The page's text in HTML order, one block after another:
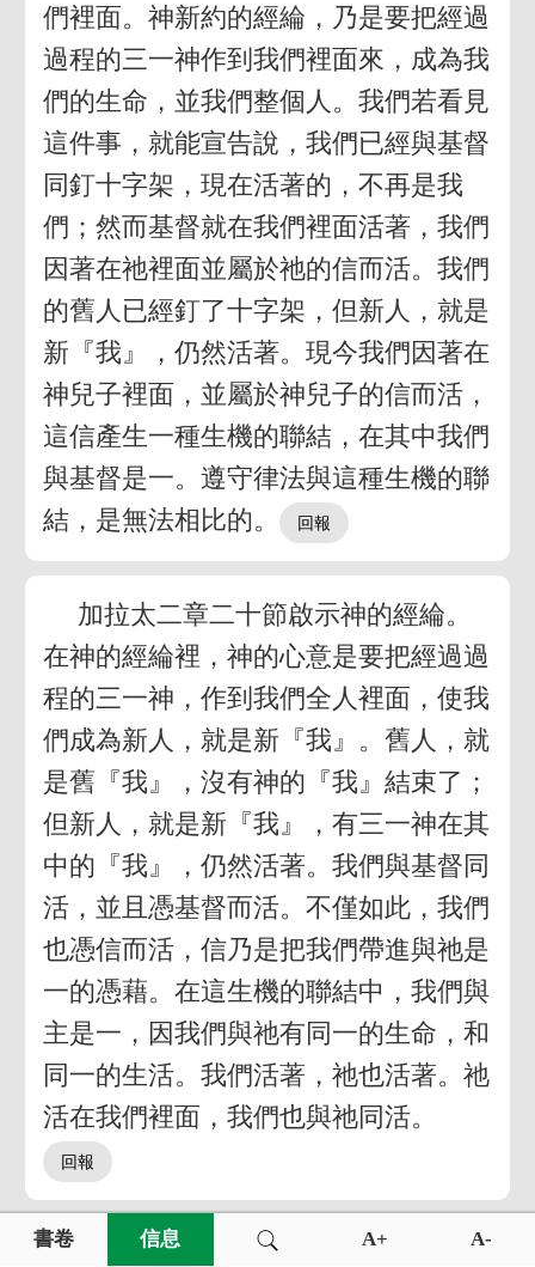
們裡面。神新約的經綸，乃是要把經過
過程的三一神作到我們裡面來，成為我
們的生命，並我們整個人。我們若看見
這件事，就能宣告說，我們已經與基督
同釘十字架，現在活著的，不再是我
們；然而基督就在我們裡面活著，我們
因著在祂裡面並屬於祂的信而活。我們
的舊人已經釘了十字架，但新人，就是
新『我』，仍然活著。現今我們因著在
神兒子裡面，並屬於神兒子的信而活，
這信產生一種生機的聯結，在其中我們
與基督是一。遵守律法與這種生機的聯
結，是無法相比的。
加拉太二章二十節啟示神的經綸。
在神的經綸裡，神的心意是要把經過過
程的三一神，作到我們全人裡面，使我
們成為新人，就是新『我』。舊人，就
是舊『我』，沒有神的『我』結束了；
但新人，就是新『我』，有三一神在其
中的『我』，仍然活著。我們與基督同
活，並且憑基督而活。不僅如此，我們
也憑信而活，信乃是把我們帶進與祂是
一的憑藉。在這生機的聯結中，我們與
主是一，因我們與祂有同一的生命，和
同一的生活。我們活著，祂也活著。祂
活在我們裡面，我們也與祂同活。
基督在我們裡面活著的異象
書卷 信息 A+ A-